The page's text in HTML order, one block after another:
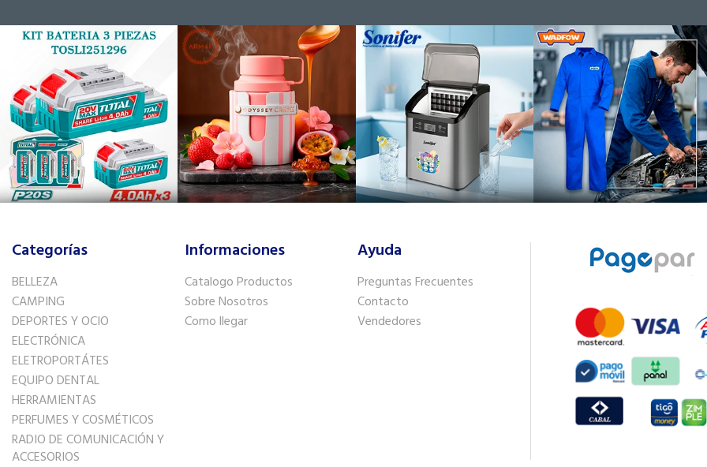
Categorías
BELLEZA
CAMPING
DEPORTES Y OCIO
ELECTRÓNICA
ELETROPORTÁTES
EQUIPO DENTAL
HERRAMIENTAS
PERFUMES Y COSMÉTICOS
RADIO DE COMUNICACIÓN Y
ACCESORIOS
Informaciones
Catalogo Productos
Sobre Nosotros
Como llegar
Ayuda
Preguntas Frecuentes
Contacto
Vendedores